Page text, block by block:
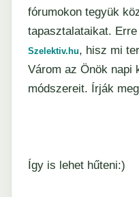
fórumokon tegyük
tapasztalataikat.
Szelektiv.hu, hisz mi
Várom az Önök napi
módszereit. Írják
Így is lehet hűteni:)